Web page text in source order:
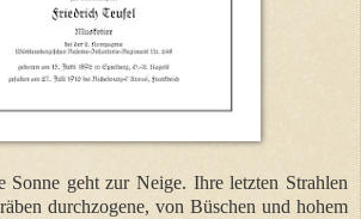
geht zur Neige. Ihre letzten Strahlen
durchzogene, von Büschen und hohem